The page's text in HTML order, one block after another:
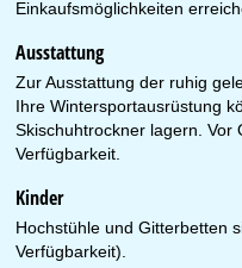
Einkaufsmöglichkeiten
Ausstattung
Zur Ausstattung der ruhig
Ihre Wintersportausrüstung
Skischuhtrockner lagern. Vor
Verfügbarkeit.
Kinder
Hochstühle und Gitterbetten
Verfügbarkeit).